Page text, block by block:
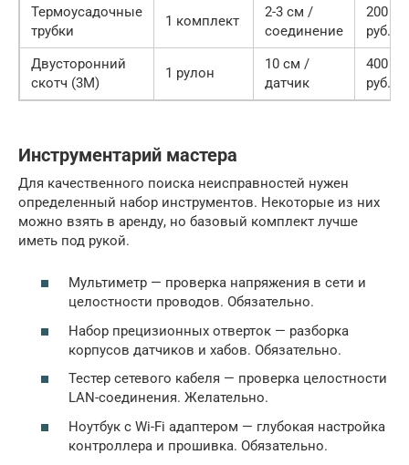
Термоусадочные
трубки
1 комплект
2-3 см /
соединение
200
руб.
Двусторонний
скотч (3M)
1 рулон
10 см /
датчик
400
руб.
Инструментарий мастера
Для качественного поиска неисправностей нужен
определенный набор инструментов. Некоторые из них
можно взять в аренду, но базовый комплект лучше
иметь под рукой.
Мультиметр — проверка напряжения в сети и
целостности проводов. Обязательно.
Набор прецизионных отверток — разборка
корпусов датчиков и хабов. Обязательно.
Тестер сетевого кабеля — проверка целостности
LAN-соединения. Желательно.
Ноутбук с Wi-Fi адаптером — глубокая настройка
контроллера и прошивка. Обязательно.